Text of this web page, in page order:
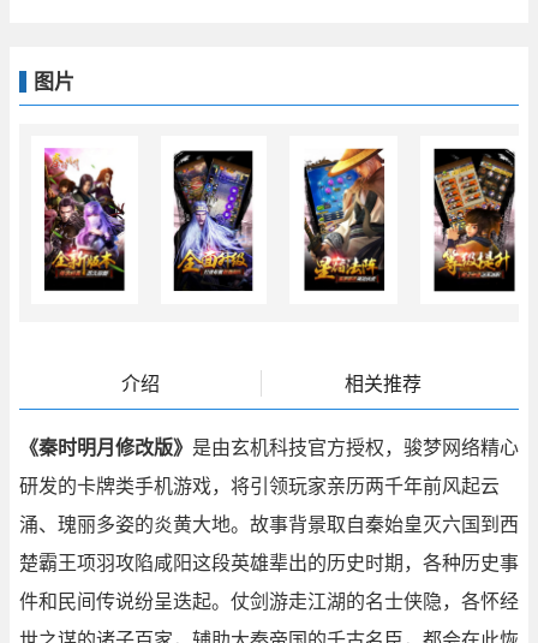
图片
介绍 相关推荐
《秦时明月修改版》 是由玄机科技官方授权，骏梦网络精心
研发的卡牌类手机游戏，将引领玩家亲历两千年前风起云
涌、瑰丽多姿的炎黄大地。故事背景取自秦始皇灭六国到西
楚霸王项羽攻陷咸阳这段英雄辈出的历史时期，各种历史事
件和民间传说纷呈迭起。仗剑游走江湖的名士侠隐，各怀经